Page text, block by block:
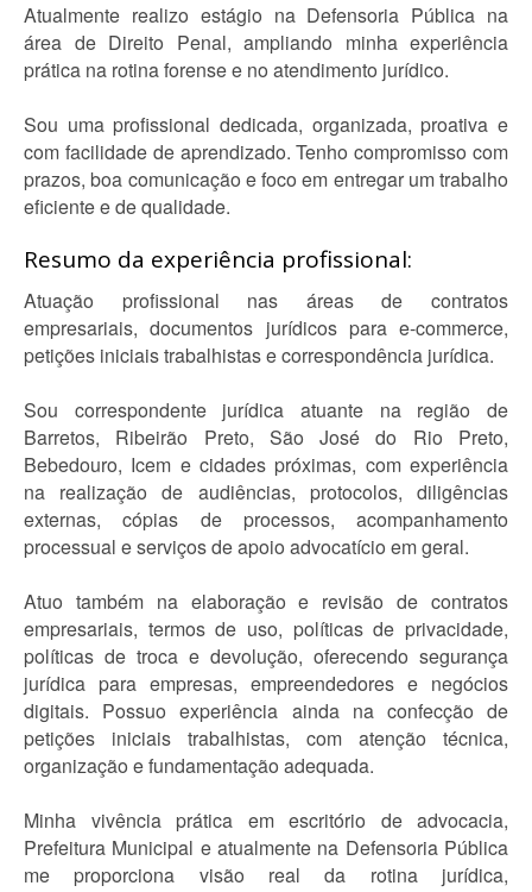
Atualmente realizo estágio na Defensoria Pública na
área de Direito Penal, ampliando minha experiência
prática na rotina forense e no atendimento jurídico.
Sou uma profissional dedicada, organizada, proativa e
com facilidade de aprendizado. Tenho compromisso com
prazos, boa comunicação e foco em entregar um trabalho
eficiente e de qualidade.
Resumo da experiência profissional:
Atuação profissional nas áreas de contratos
empresariais, documentos jurídicos para e-commerce,
petições iniciais trabalhistas e correspondência jurídica.
Sou correspondente jurídica atuante na região de
Barretos, Ribeirão Preto, São José do Rio Preto,
Bebedouro, Icem e cidades próximas, com experiência
na realização de audiências, protocolos, diligências
externas, cópias de processos, acompanhamento
processual e serviços de apoio advocatício em geral.
Atuo também na elaboração e revisão de contratos
empresariais, termos de uso, políticas de privacidade,
políticas de troca e devolução, oferecendo segurança
jurídica para empresas, empreendedores e negócios
digitais. Possuo experiência ainda na confecção de
petições iniciais trabalhistas, com atenção técnica,
organização e fundamentação adequada.
Minha vivência prática em escritório de advocacia,
Prefeitura Municipal e atualmente na Defensoria Pública
me proporciona visão real da rotina jurídica,